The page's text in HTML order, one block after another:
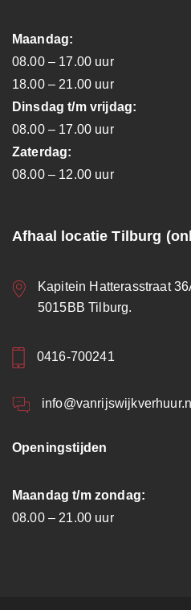
Maandag:
08.00 – 17.00 uur
18.00 – 21.00 uur
Dinsdag t/m vrijdag:
08.00 – 17.00 uur
Zaterdag:
08.00 – 12.00 uur
Afhaal locatie Tilburg
Kapitein Hatterasstraat
5015BB Tilburg.
0416-700241
info@vanrijswijkverhuur.nl
Openingstijden
Maandag t/m zondag:
08.00 – 21.00 uur